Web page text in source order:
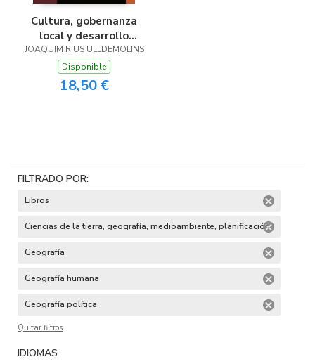
Cultura, gobernanza
local y desarrollo
urbano
JOAQUIM RIUS ULLDEMOLINS
Disponible
18,50 €
FILTRADO POR:
Libros
Ciencias de la tierra, geografía, medioambiente, planificación
Geografía
Geografía humana
Geografía política
Quitar filtros
IDIOMAS